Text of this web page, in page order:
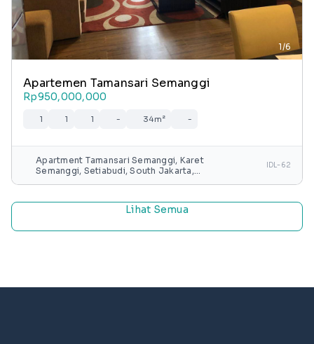
1/6
Apartemen Tamansari Semanggi
Rp950,000,000
1 1 1 - 34m² -
Apartment Tamansari Semanggi, Karet
Semanggi, Setiabudi, South Jakarta,
IDL-62
Lihat Semua